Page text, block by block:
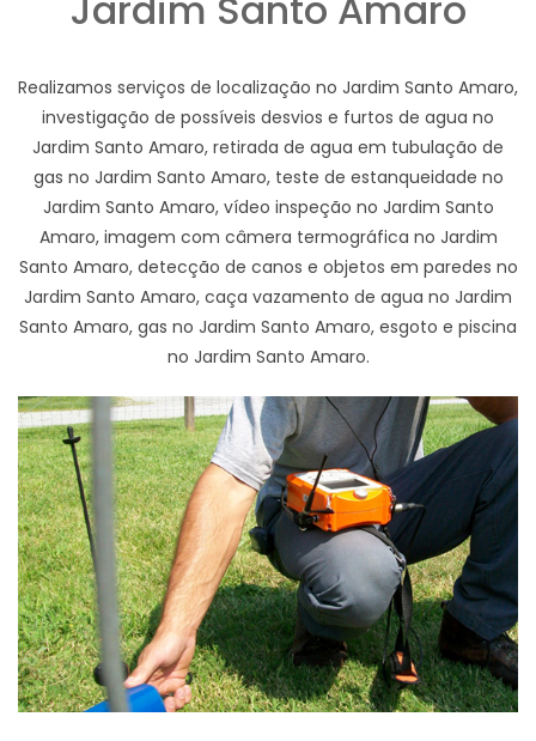
Realizamos serviços de localização no Jardim Santo Amaro,
investigação de possíveis desvios e furtos de agua no
Jardim Santo Amaro, retirada de agua em tubulação de
gas no Jardim Santo Amaro, teste de estanqueidade no
Jardim Santo Amaro, vídeo inspeção no Jardim Santo
Amaro, imagem com câmera termográfica no Jardim
Santo Amaro, detecção de canos e objetos em paredes no
Jardim Santo Amaro, caça vazamento de agua no Jardim
Santo Amaro, gas no Jardim Santo Amaro, esgoto e piscina
no Jardim Santo Amaro.